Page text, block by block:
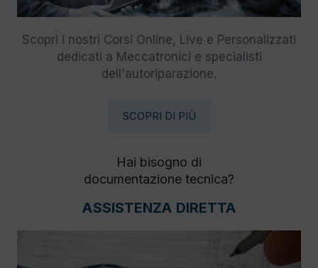
Scopri i nostri Corsi Online, Live e Personalizzati
dedicati a Meccatronici e specialisti
dell'autoriparazione.
SCOPRI DI PIÙ
Hai bisogno di
documentazione tecnica?
ASSISTENZA DIRETTA